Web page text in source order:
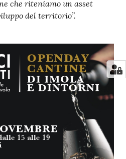
che riteniamo un asset
del territorio”.